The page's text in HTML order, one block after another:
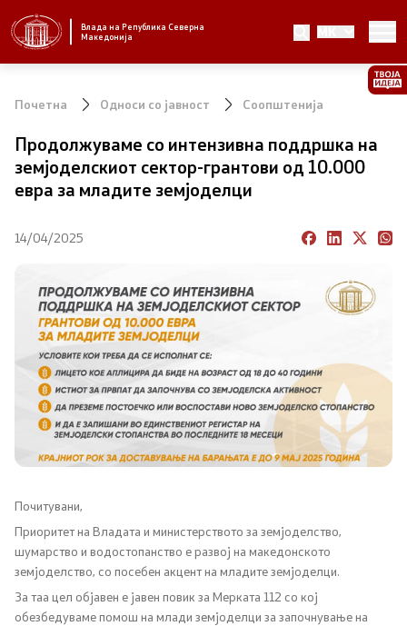
Влада на Република Северна
Македонија
MK
Стратешки приоритети и програма
Завршени планови
Влада
Претседател на Владата
Канцеларија на Претседателот на Владата
Заменици на Претседателот на Владата
Состав на Владата
Министерства
СОЗР
Почетна Односи со јавност Соопштенија
Продолжуваме со интензивна поддршка на
земјоделскиот сектор-грантови од 10.000
евра за младите земјоделци
14/04/2025
Почитувани,
Приоритет на Владата и министерството за земјоделство,
шумарство и водостопанство е развој на македонското
земјоделство, со посебен акцент на младите земјоделци.
За таа цел објавен е јавен повик за Мерката 112 со кој
обезбедуваме помош на млади земјоделци за започнување на